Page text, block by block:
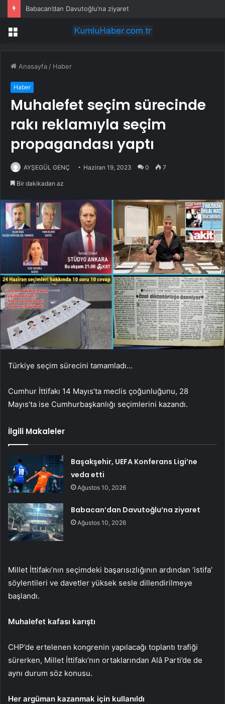
Babacan’dan Davutoğlu’na ziyaret
Menü
Anasayfa / Haber
Haber
Muhalefet seçim sürecinde
rakı reklamıyla seçim
propagandası yaptı
AYŞEGÜL GENÇ Haziran 19, 2023 0 7
Bir dakikadan az
Türkiye seçim sürecini tamamladı…
Cumhur İttifakı 14 Mayıs’ta meclis çoğunluğunu, 28
Mayıs’ta ise Cumhurbaşkanlığı seçimlerini kazandı.
İlgili Makaleler
Başakşehir, UEFA Konferans Ligi’ne
veda etti
Ağustos 10, 2026
Babacan’dan Davutoğlu’na ziyaret
Ağustos 10, 2026
Millet İttifakı’nın seçimdeki başarısızlığının ardından ‘istifa’
söylentileri ve davetler yüksek sesle dillendirilmeye
başlandı.
Muhalefet kafası karıştı
CHP’de ertelenen kongrenin yapılacağı toplantı trafiği
sürerken, Millet İttifakı’nın ortaklarından Alâ Parti’de de
aynı durum söz konusu.
Her argüman kazanmak için kullanıldı